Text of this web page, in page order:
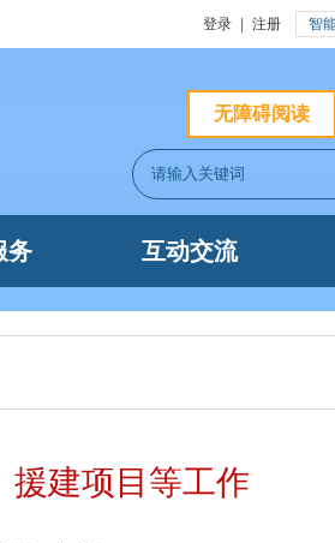
登录 注册 智
无障碍阅读
务 互动交流
援建项目等工作